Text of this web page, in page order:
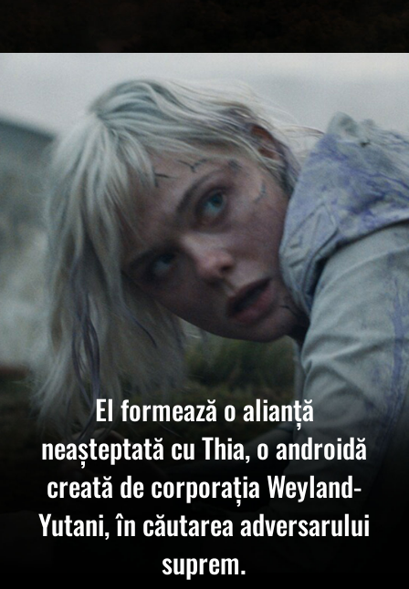
El formează o alianță
neașteptată cu Thia, o androidă
creată de corporația Weyland-
Yutani, în căutarea adversarului
suprem.